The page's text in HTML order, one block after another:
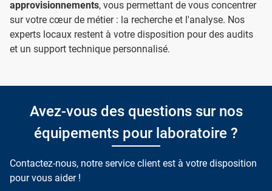
approvisionnements, vous permettant de vous concentrer
sur votre cœur de métier : la recherche et l'analyse. Nos
experts locaux restent à votre disposition pour des audits
et un support technique personnalisé.
Avez-vous des questions sur nos
équipements pour laboratoire ?
Contactez-nous, notre service client est à votre disposition
pour vous aider !